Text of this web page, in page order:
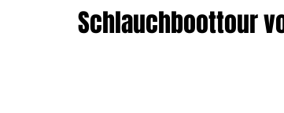
Schlauchboottour